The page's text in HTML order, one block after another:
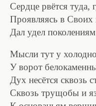
Сердце рвётся туда,
Проявляясь в Своих
Дал удел
Мысли тут у
У ворот
Дух несётся сквозь
Сквозь трущобы и